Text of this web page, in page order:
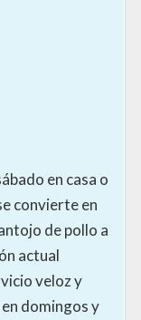
en casa o
convierte en
de pollo a
actual
veloz y
domingos y